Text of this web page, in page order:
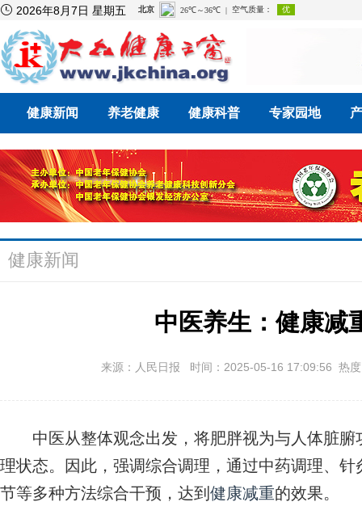
 2026年8月7日 星期五
健康新闻 养老健康 健康科普 专家园地
健康新闻
中医养生：健康减
来源：人民日报 时间：2025-05-16 17:09:56 热
中医从整体观念出发，将肥胖视为与人体脏腑
理状态。因此，强调综合调理，通过中药调理、
节等多种方法综合干预，达到 健康减重的效果。